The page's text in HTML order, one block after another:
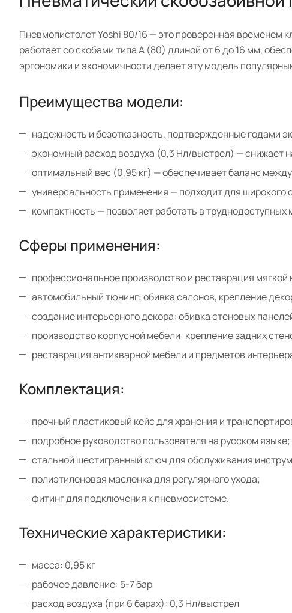
Пневмопистолет Yoshi 80/16 — это проверенная временем
работает со скобами типа А (80) длиной от 6 до 16 мм,
эргономики и экономичности делает эту модель
Преимущества модели:
надежность и безотказность, подтвержденные годами
экономный расход воздуха (0,3 Нл/выстрел) — снижает
оптимальный вес (0,95 кг) — обеспечивает баланс
универсальность применения — подходит для широкого
компактность — позволяет работать в
Сферы применения:
профессиональное производство и реставрация мягкой
автомобильный тюнинг: обивка салонов, крепление
создание интерьерного декора: обивка стеновых
производство корпусной мебели: крепление задних
реставрация антикварной мебели и предметов
Комплектация:
прочный пластиковый кейс для хранения и
подробное руководство пользователя на русском языке;
стальной шестигранный ключ для обслуживания
полиэтиленовая масленка для регулярного ухода;
фитинг для подключения к пневмосистеме.
Технические характеристики:
масса: 0,95 кг
рабочее давление: 5-7 бар
расход воздуха (при 6 барах): 0,3 Нл/выстрел